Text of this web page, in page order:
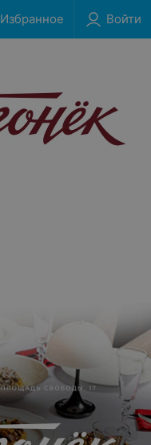
Избранное Войти